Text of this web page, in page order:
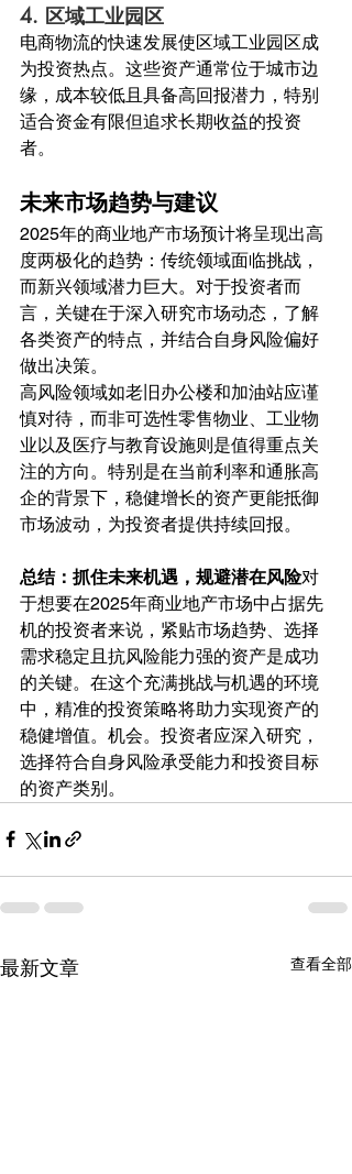
4. 区域工业园区
电商物流的快速发展使区域工业园区成
为投资热点。这些资产通常位于城市边
缘，成本较低且具备高回报潜力，特别
适合资金有限但追求长期收益的投资
者。
未来市场趋势与建议
2025年的商业地产市场预计将呈现出高
度两极化的趋势：传统领域面临挑战，
而新兴领域潜力巨大。对于投资者而
言，关键在于深入研究市场动态，了解
各类资产的特点，并结合自身风险偏好
做出决策。
高风险领域如老旧办公楼和加油站应谨
慎对待，而非可选性零售物业、工业物
业以及医疗与教育设施则是值得重点关
注的方向。特别是在当前利率和通胀高
企的背景下，稳健增长的资产更能抵御
市场波动，为投资者提供持续回报。
总结：抓住未来机遇，规避潜在风险对
于想要在2025年商业地产市场中占据先
机的投资者来说，紧贴市场趋势、选择
需求稳定且抗风险能力强的资产是成功
的关键。在这个充满挑战与机遇的环境
中，精准的投资策略将助力实现资产的
稳健增值。机会。投资者应深入研究，
选择符合自身风险承受能力和投资目标
的资产类别。
最新文章 查看全部